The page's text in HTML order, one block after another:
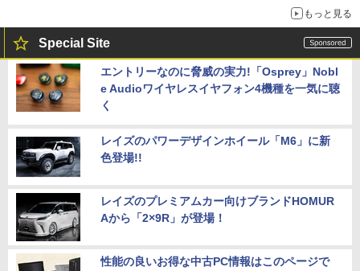
もっと見る
Special Site
エントリーなのに脅威の実力!「Osprey」Nobl
e Audioワイヤレスイヤフォン4機種を一気に聴
く
レイズのパワーデザインホイール「M6」に新
色登場!!
レイズのプレミアムカー向けブランドHOMUR
Aから「2×9R」が登場！
性能の良いお得な中古PC情報はこのページで